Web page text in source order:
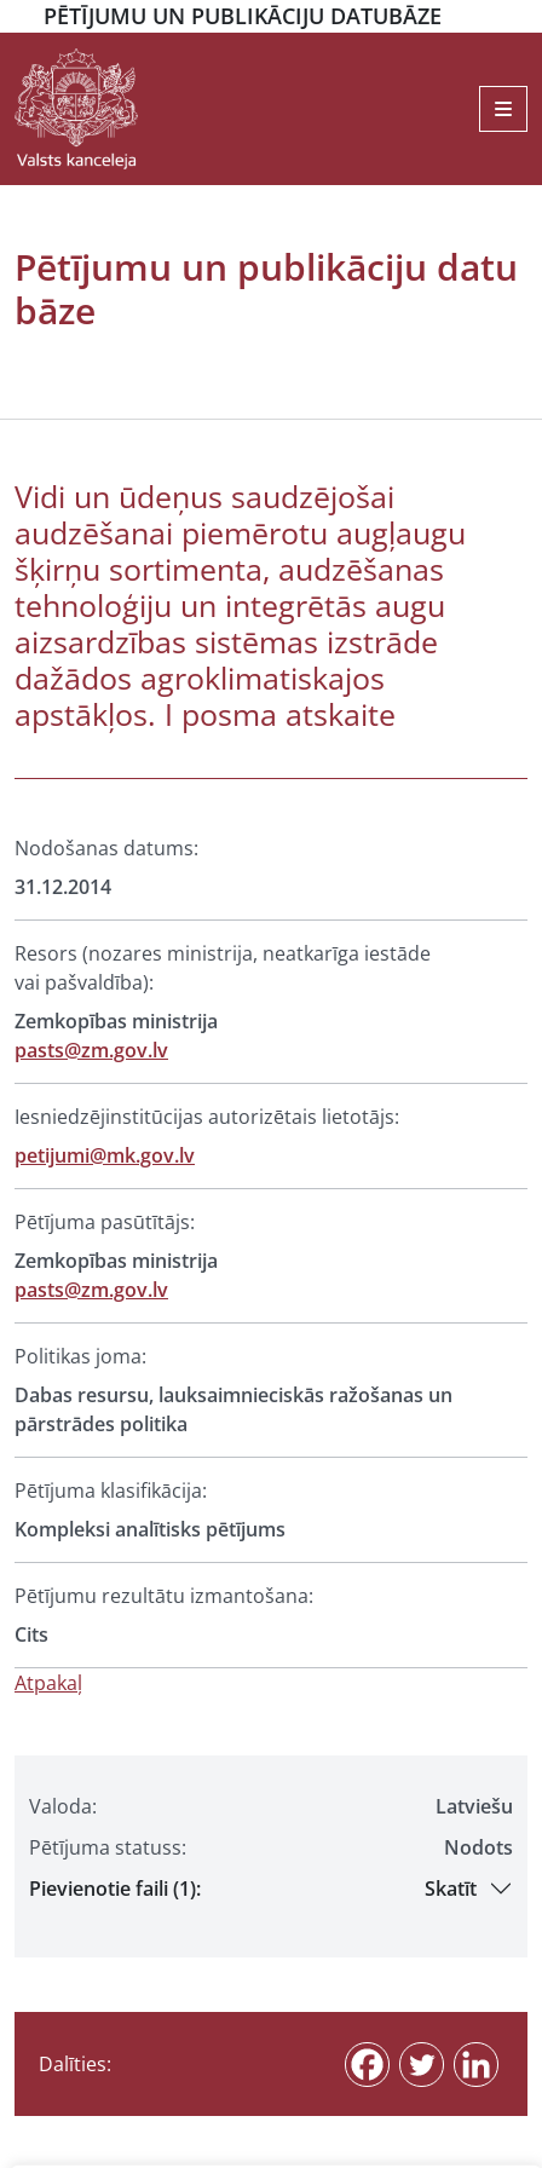
PĒTĪJUMU UN PUBLIKĀCIJU DATUBĀZE
Pētījumu un publikāciju datu
bāze
Valoda:
Latviešu
Pētījuma statuss:
Nodots
Pievienotie faili (1):
Skatīt
Dalīties:
Vidi un ūdeņus saudzējošai
audzēšanai piemērotu augļaugu
šķirņu sortimenta, audzēšanas
tehnoloģiju un integrētās augu
aizsardzības sistēmas izstrāde
dažādos agroklimatiskajos
apstākļos. I posma atskaite
Nodošanas datums:
31.12.2014
Resors (nozares ministrija, neatkarīga iestāde
vai pašvaldība):
Zemkopības ministrija
pasts@zm.gov.lv
Iesniedzējinstitūcijas autorizētais lietotājs:
petijumi@mk.gov.lv
Pētījuma pasūtītājs:
Zemkopības ministrija
pasts@zm.gov.lv
Politikas joma:
Dabas resursu, lauksaimnieciskās ražošanas un
pārstrādes politika
Pētījuma klasifikācija:
Kompleksi analītisks pētījums
Pētījumu rezultātu izmantošana:
Cits
Atpakaļ